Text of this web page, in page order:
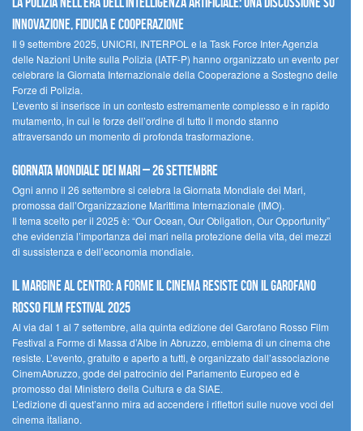
innovazione, fiducia e cooperazione
Il 9 settembre 2025, UNICRI, INTERPOL e la Task Force Inter-Agenzia
delle Nazioni Unite sulla Polizia (IATF-P) hanno organizzato un evento per
celebrare la Giornata Internazionale della Cooperazione a Sostegno delle
Forze di Polizia.
L’evento si inserisce in un contesto estremamente complesso e in rapido
mutamento, in cui le forze dell’ordine di tutto il mondo stanno
attraversando un momento di profonda trasformazione.
Giornata Mondiale dei Mari – 26 settembre
Ogni anno il 26 settembre si celebra la Giornata Mondiale dei Mari,
promossa dall’Organizzazione Marittima Internazionale (IMO).
Il tema scelto per il 2025 è: “Our Ocean, Our Obligation, Our Opportunity”
che evidenzia l’importanza dei mari nella protezione della vita, dei mezzi
di sussistenza e dell’economia mondiale.
Il margine al centro: a Forme il cinema resiste con il Garofano
Rosso Film Festival 2025
Al via dal 1 al 7 settembre, alla quinta edizione del Garofano Rosso Film
Festival a Forme di Massa d’Albe in Abruzzo, emblema di un cinema che
resiste. L’evento, gratuito e aperto a tutti, è organizzato dall’associazione
CinemAbruzzo, gode del patrocinio del Parlamento Europeo ed è
promosso dal Ministero della Cultura e da SIAE.
L’edizione di quest’anno mira ad accendere i riflettori sulle nuove voci del
cinema italiano.